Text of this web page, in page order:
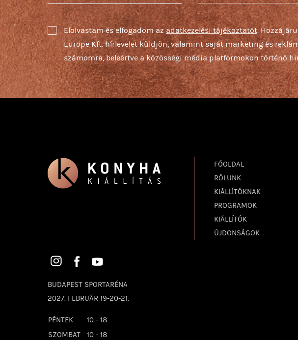
Elolvastam és elfogadom azadatkezelési tájékoztatót.
Europe Kft. hírlevelet küldjön, valamint saját marketing és
számomra, beleértve a közösségi média platformokon történő
FŐOLDAL
RÓLUNK
KIÁLLÍTÓKNAK
PROGRAMOK
KIÁLLÍTÓK
ÚJDONSÁGOK
BUDAPEST SPORTARÉNA
2027. FEBRUÁR 19-20-21.
PÉNTEK
10 - 18
SZOMBAT
10 - 18